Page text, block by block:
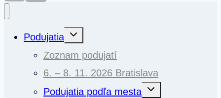
Podujatia
Toggle
Zoznam podujatí
6. – 8. 11. 2026 Bratislava
Podujatia podľa mesta
Toggle